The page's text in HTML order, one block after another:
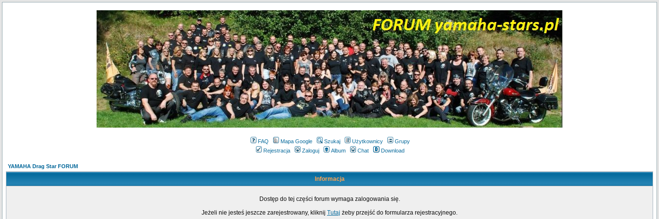
FAQ Mapa Google Szukaj Użytkownicy
Grupy
Rejestracja
Zaloguj Album Chat Download
YAMAHA Drag Star FORUM
Informacja
Dostęp do tej części forum wymaga zalogowania się.
Jeżeli nie jesteś jeszcze zarejestrowany, kliknij Tutaj żeby przejść do formularza rejestracyjnego.